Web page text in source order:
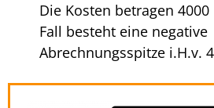
Die Kosten betragen
Fall besteht eine negative
Abrechnungsspitze i.H.v.